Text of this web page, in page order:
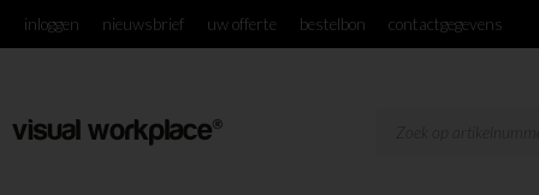
inloggen nieuwsbrief uw offerte bestelbon contactgegevens